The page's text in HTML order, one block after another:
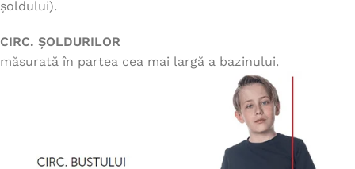
șoldului).
CIRC. ȘOLDURILOR
măsurată în partea cea mai largă a bazinului.